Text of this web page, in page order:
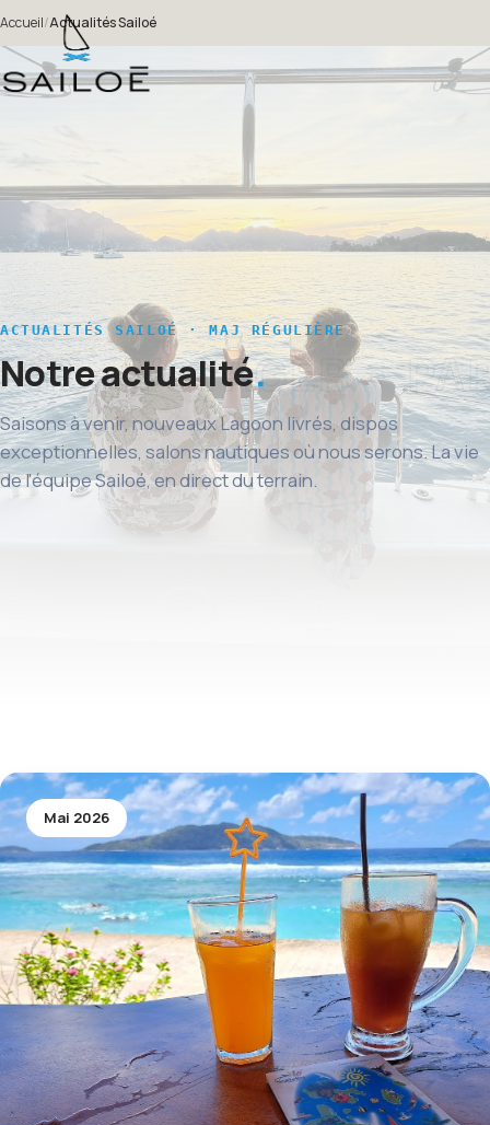
Accueil/Actualités Sailoé
ACTUALITÉS SAILOÉ · MAJ RÉGULIÈRE
Notre actualité
Saisons à venir, nouveaux Lagoon livrés, dispos
exceptionnelles, salons nautiques où nous serons. La vie
de l'équipe Sailoé, en direct du terrain.
Mai 2026